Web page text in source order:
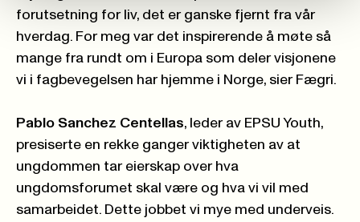
forutsetning for liv, det er ganske fjernt fra vår
hverdag. For meg var det inspirerende å møte så
mange fra rundt om i Europa som deler visjonene
vi i fagbevegelsen har hjemme i Norge, sier Fægri.
Pablo Sanchez Centellas, leder av EPSU Youth,
presiserte en rekke ganger viktigheten av at
ungdommen tar eierskap over hva
ungdomsforumet skal være og hva vi vil med
samarbeidet. Dette jobbet vi mye med underveis.